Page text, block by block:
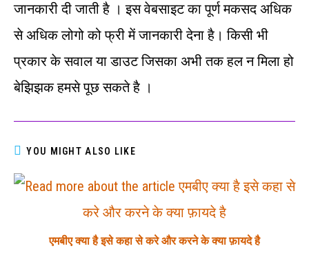
जानकारी दी जाती है । इस वेबसाइट का पूर्ण मकसद अधिक
से अधिक लोगो को फ्री में जानकारी देना है। किसी भी
प्रकार के सवाल या डाउट जिसका अभी तक हल न मिला हो
बेझिझक हमसे पूछ सकते है ।
YOU MIGHT ALSO LIKE
एमबीए क्या है इसे कहा से करे और करने के क्या फ़ायदे है